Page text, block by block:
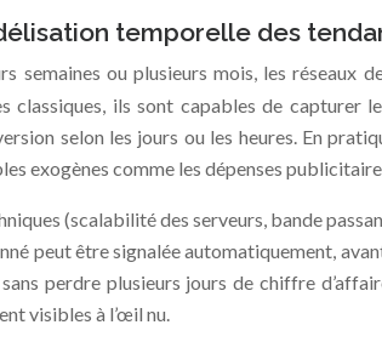
temporelle des
semaines ou plusieurs mois, les réseaux
ils sont capables de capturer
selon les jours ou les heures. En
exogènes comme les dépenses
(scalabilité des serveurs, bande
peut être signalée automatiquement,
perdre plusieurs jours de chiffre
visibles à l’œil nu.